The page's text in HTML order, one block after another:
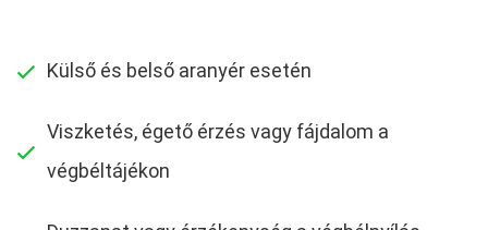
Külső és belső aranyér esetén
Viszketés, égető érzés vagy fájdalom a
végbéltájékon